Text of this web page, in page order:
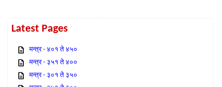
Latest Pages
मन्त्र - ४०१ ते ४५०
मन्त्र - ३५१ ते ४००
मन्त्र - ३०१ ते ३५०